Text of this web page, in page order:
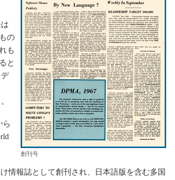
創刊号
の
も
と
ら
情報誌として創刊され、日本語版を含む多国